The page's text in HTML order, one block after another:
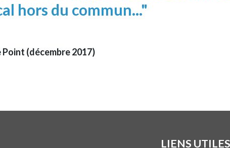
hors du commun..."
Point (décembre 2017)
LIENS UTILES